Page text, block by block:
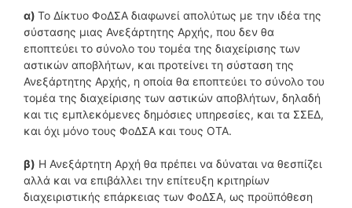
α) Το Δίκτυο ΦοΔΣΑ διαφωνεί απολύτως με την ιδέα της
σύστασης μιας Ανεξάρτητης Αρχής, που δεν θα
εποπτεύει το σύνολο του τομέα της διαχείρισης των
αστικών αποβλήτων, και προτείνει τη σύσταση της
Ανεξάρτητης Αρχής, η οποία θα εποπτεύει το σύνολο του
τομέα της διαχείρισης των αστικών αποβλήτων, δηλαδή
και τις εμπλεκόμενες δημόσιες υπηρεσίες, και τα ΣΣΕΔ,
και όχι μόνο τους ΦοΔΣΑ και τους ΟΤΑ.
β) Η Ανεξάρτητη Αρχή θα πρέπει να δύναται να θεσπίζει
αλλά και να επιβάλλει την επίτευξη κριτηρίων
διαχειριστικής επάρκειας των ΦοΔΣΑ, ως προϋπόθεση